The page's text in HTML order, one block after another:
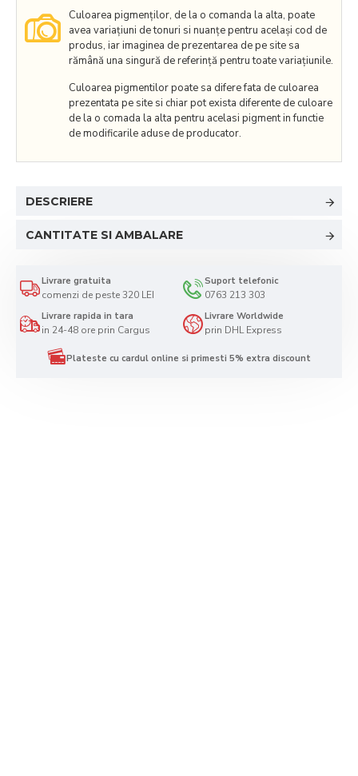
Culoarea pigmenților, de la o comanda la alta, poate
avea variațiuni de tonuri si nuanțe pentru același cod de
produs, iar imaginea de prezentarea de pe site sa
rămână una singură de referință pentru toate variațiunile.
Culoarea pigmentilor poate sa difere fata de culoarea
prezentata pe site si chiar pot exista diferente de culoare
de la o comada la alta pentru acelasi pigment in functie
de modificarile aduse de producator.
Livrare gratuita
comenzi de peste 320 LEI
Suport telefonic
0763 213 303
Livrare rapida in tara
in 24-48 ore prin Cargus
Livrare Worldwide
prin DHL Express
Plateste cu cardul online si primesti 5% extra discount
DESCRIERE
CANTITATE SI AMBALARE